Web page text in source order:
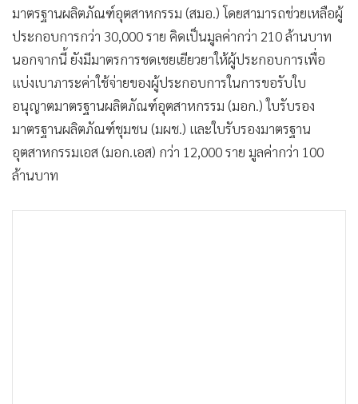
• วิทยาศาสตร์
• SMEs
• หุ้น
• อินโดจีน
• กองทุนรวม
• Celeb Online
• Factcheck
• ญี่ปุ่น
• News1
มาตรฐานผลิตภัณฑ์อุตสาหกรรม (สมอ.) โดยสามารถช่วยเหลือผู้
ประกอบการกว่า 30,000 ราย คิดเป็นมูลค่ากว่า 210 ล้านบาท
นอกจากนี้ ยังมีมาตรการชดเชยเยียวยาให้ผู้ประกอบการเพื่อ
แบ่งเบาภาระค่าใช้จ่ายของผู้ประกอบการในการขอรับใบ
อนุญาตมาตรฐานผลิตภัณฑ์อุตสาหกรรม (มอก.) ใบรับรอง
มาตรฐานผลิตภัณฑ์ชุมชน (มผช.) และใบรับรองมาตรฐาน
อุตสาหกรรมเอส (มอก.เอส) กว่า 12,000 ราย มูลค่ากว่า 100
ล้านบาท